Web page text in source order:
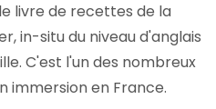
livre de recettes de la
in-situ du niveau d'anglais
C'est l'un des nombreux
immersion en France.